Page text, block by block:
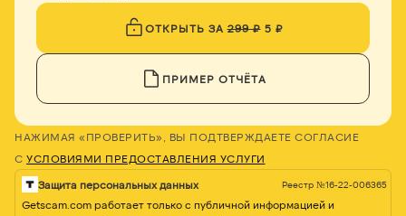
ОТКРЫТЬ ЗА299 ₽5 ₽
ПРИМЕР ОТЧЁТА
НАЖИМАЯ «ПРОВЕРИТЬ», ВЫ ПОДТВЕРЖДАЕТЕ СОГЛАСИЕ
С УСЛОВИЯМИ ПРЕДОСТАВЛЕНИЯ УСЛУГИ
Защита персональных данных Реестр №16-22-006365
Getscam.com работает только с публичной информацией и